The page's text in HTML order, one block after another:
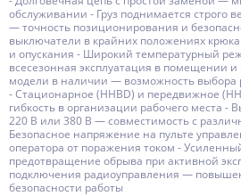
обслуживании - Груз поднимается строго
— точность позиционирования и
выключатели в крайних положениях
и опускания - Широкий температурный
всесезонная эксплуатация в помещении и
модели в наличии — возможность выбора
- Стационарное (HHBD) и передвижное
гибкость в организации рабочего места
220 В или 380 В — совместимость с
Безопасное напряжение на пульте
оператора от поражения током -
предотвращение обрыва при активной
подключения радиоуправления —
безопасности работы